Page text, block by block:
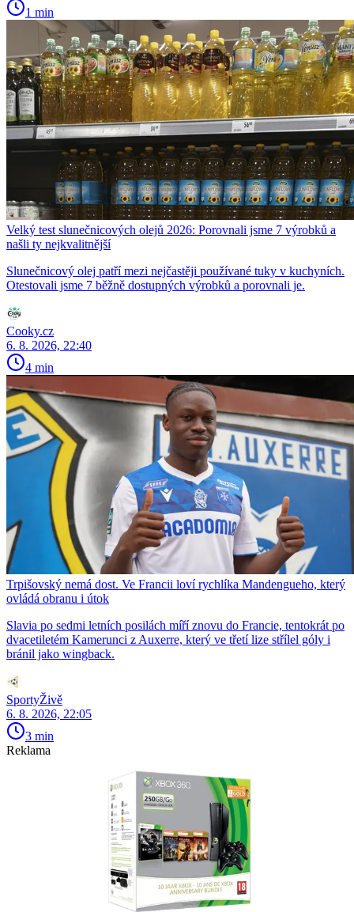
1 min
Velký test slunečnicových olejů 2026: Porovnali jsme 7 výrobků a
našli ty nejkvalitnější
Slunečnicový olej patří mezi nejčastěji používané tuky v kuchyních.
Otestovali jsme 7 běžně dostupných výrobků a porovnali je.
Cooky.cz
6. 8. 2026, 22:40
4 min
Trpišovský nemá dost. Ve Francii loví rychlíka Mandengueho, který
ovládá obranu i útok
Slavia po sedmi letních posilách míří znovu do Francie, tentokrát po
dvacetiletém Kamerunci z Auxerre, který ve třetí lize střílel góly i
bránil jako wingback.
SportyŽivě
6. 8. 2026, 22:05
3 min
Reklama